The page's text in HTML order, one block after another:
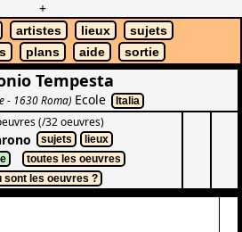
+
artistes lieux
sujets
plans aide sortie
Tempesta
- 1630 Roma)Ecole Italia
(/32 oeuvres)
sujets
lieux
toutes les oeuvres
sont les oeuvres ?